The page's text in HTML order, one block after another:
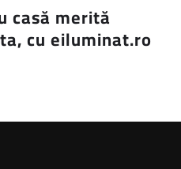
casă merită
cu eiluminat.ro